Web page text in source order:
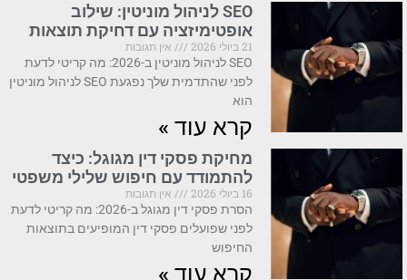
SEO לניהול מוניטין: שילוב
אופטימיזציה עם דחיקת תוצאות
21 ביולי 2026
אין תגובות
SEO לניהול מוניטין ב-2026: מה קריטי לדעת
לפני שהתדמית שלך נפגעת SEO לניהול מוניטין
הוא
קרא עוד »
מחיקת פסקי דין מגוגל: כיצד
להתמודד עם חיפוש שלילי משפטי
16 ביולי 2026
אין תגובות
הסרת פסקי דין מגוגל ב-2026: מה קריטי לדעת
לפני שפועלים פסקי דין המופיעים בתוצאות
החיפוש
קרא עוד »